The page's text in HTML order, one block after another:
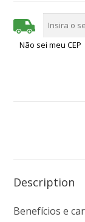
Não sei meu CEP
Description
Benefícios e